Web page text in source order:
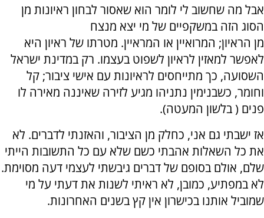
אבל מה שחשוב לי לומר הוא שאסור לבחון ראיונות מן
הסוג הזה במשקפיים של מי יצא מנצח
מן הראיון; המרואיין או המראיין. מטרתו של ראיון היא
לאפשר למאזין לראיון לשפוט בעצמו. רק במדינת ישראל
השסועה, כך מתייחסים לראיונות עם אישי ציבור; קל
וחומר, כשבנימין נתניהו מגיע לזירה שאיננה מאירה לו
פנים ( בלשון המעטה).
אז ישבתי גם אני, כחלק מן הציבור, והאזנתי לדברים. לא
את כל השאלות אהבתי כשם שלא עם כל התשובות הייתי
שלם, אולם בסופם של דברים גיבשתי לעצמי דעה מסוימת.
לא במפתיע, כמובן, לא ראיתי לשנות את דעתי על מי
שמוביל אותנו בכישרון אין קץ בשנים האחרונות.